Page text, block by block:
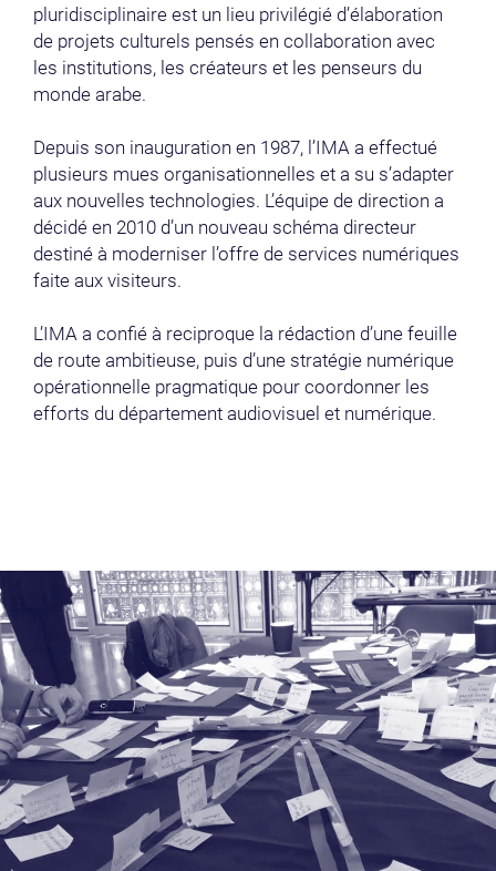
pluridisciplinaire est un lieu privilégié d’élaboration
de projets culturels pensés en collaboration avec
les institutions, les créateurs et les penseurs du
monde arabe.
Depuis son inauguration en 1987, l’IMA a effectué
plusieurs mues organisationnelles et a su s’adapter
aux nouvelles technologies. L’équipe de direction a
décidé en 2010 d’un nouveau schéma directeur
destiné à moderniser l’offre de services numériques
faite aux visiteurs.
L’IMA a confié à reciproque la rédaction d’une feuille
de route ambitieuse, puis d’une stratégie numérique
opérationnelle pragmatique pour coordonner les
efforts du département audiovisuel et numérique.